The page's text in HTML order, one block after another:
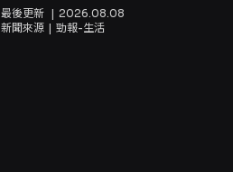
最後更新
2026.08.08
新聞來源
勁報-生活